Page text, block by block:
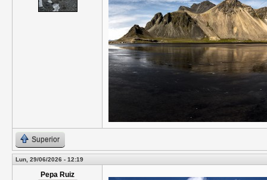
Superior
Lun, 29/06/2026 - 12:19
Pepa Ruiz